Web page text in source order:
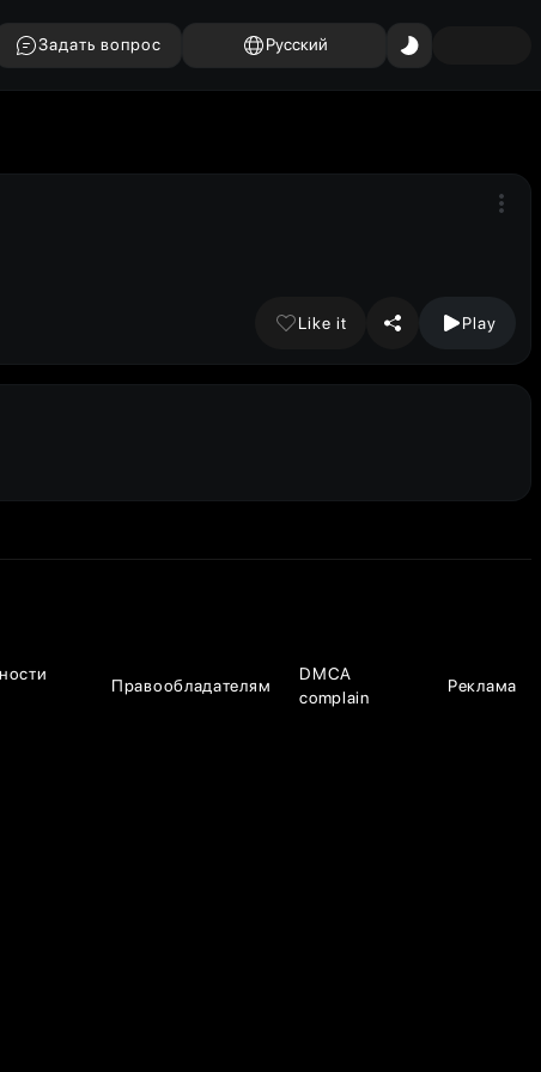
Задать вопрос Русский
Like it Play
Правообладателям
DMCA
complain
Реклама